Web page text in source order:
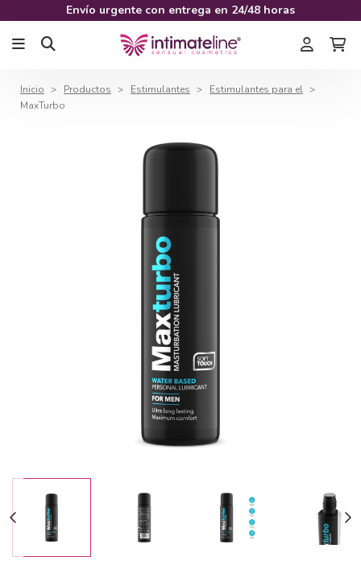
Envío urgente con entrega en 24/48 horas
Inicio Productos Estimulantes
Estimulantes para el
MaxTurbo